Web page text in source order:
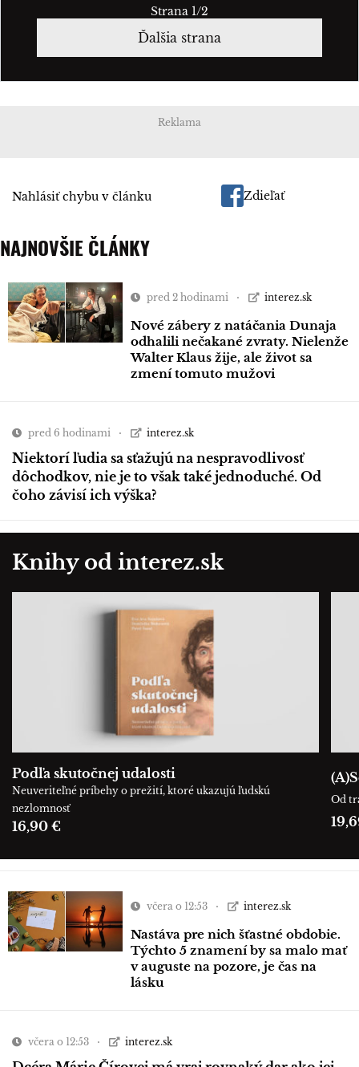
Strana 1/2
Ďalšia strana
Reklama
Nahlásiť chybu v článku Zdieľať
NAJNOVŠIE ČLÁNKY
pred 2 hodinami interez.sk
Nové zábery z natáčania Dunaja
odhalili nečakané zvraty. Nielenže
Walter Klaus žije, ale život sa
zmení tomuto mužovi
pred 6 hodinami interez.sk
Niektorí ľudia sa sťažujú na nespravodlivosť
dôchodkov, nie je to však také jednoduché. Od
čoho závisí ich výška?
Knihy od interez.sk
Podľa skutočnej udalosti
Neuveriteľné príbehy o prežití, ktoré ukazujú ľudskú
nezlomnosť
16,90 €
Od
včera o 12:53 interez.sk
Nastáva pre nich šťastné obdobie.
Týchto 5 znamení by sa malo mať
v auguste na pozore, je čas na
lásku
včera o 12:53 interez.sk